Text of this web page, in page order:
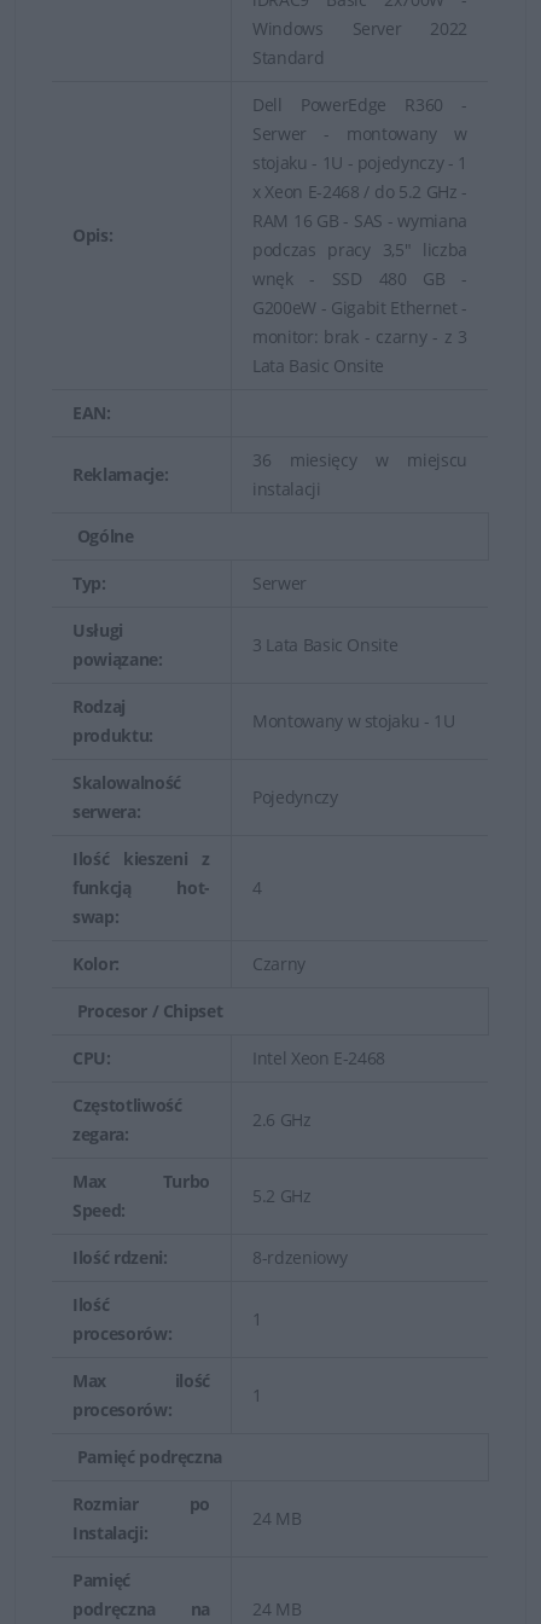
zrównoważona wydajność
dostępne są w wersji z 2 lub 4 wspornikami. To
rozwiązanie doskonale umożliwia oszczędzanie miejsca.
Dodatkowa pamięć masowa jest zapewniona dzięki
zewnętrznym dyskom SCSI/SAS/SATA lub pamięci
masowej fibre channel. Serwery Dell typu Rack uznaje
się za nr 1 jeśli chodzi o wydajność aplikacji. Serwer
PowerEdge 2900 III otrzymał pierwsze miejsce w teście
TPC-C (cena/wydajność). Serwery Rack firmy Dell
sprostanie wymagającym obciążeniom bazy danych,
aplikacji korporacyjnych oraz wirtualizacji. Do głównych
korzyści zaliczyć można m.in. doskonałą wydajność i
pojemność, szybkie i łatwe wdrożenie wirtualizacji,
energooszczędność serwera.
Serwery Dell PowerEdge dedykowane do szafy rack
obliczeniową w środowiskach o ograniczonej ilości
miejsca.
Zrównoważona wydajność
Zrównoważona wydajność, pamięć oraz funkcje we/wy
niewielkiego, dwuprocesorowego serwera Dell
PowerEdge ogólnego przeznaczenia o wielkości 1U
umożliwiają zintegrowanie i uproszczenie zarządzania
Windows Server 2022
Standard
Opis:
Dell PowerEdge R360 -
Serwer - montowany w
stojaku - 1U - pojedynczy - 1
x Xeon E-2468 / do 5.2 GHz -
RAM 16 GB - SAS - wymiana
podczas pracy 3,5" liczba
wnęk - SSD 480 GB -
G200eW - Gigabit Ethernet -
monitor: brak - czarny - z 3
Lata Basic Onsite
EAN:
Reklamacje:
36 miesięcy w miejscu
instalacji
Ogólne
Typ: Serwer
Usługi
powiązane:
3 Lata Basic Onsite
Rodzaj
produktu:
Montowany w stojaku - 1U
Skalowalność
serwera:
Pojedynczy
Ilość kieszeni z
funkcją hot-
swap:
4
Kolor: Czarny
Procesor / Chipset
CPU: Intel Xeon E-2468
Częstotliwość
zegara:
2.6 GHz
Max Turbo
Speed:
5.2 GHz
Ilość rdzeni: 8-rdzeniowy
Ilość
procesorów:
1
Max ilość
procesorów:
1
Pamięć podręczna
Rozmiar po
Instalacji:
24 MB
Pamięć
podręczna na
24 MB